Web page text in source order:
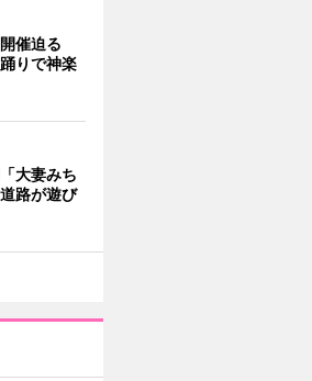
開催迫る
りで神楽
大妻みち
路が遊び